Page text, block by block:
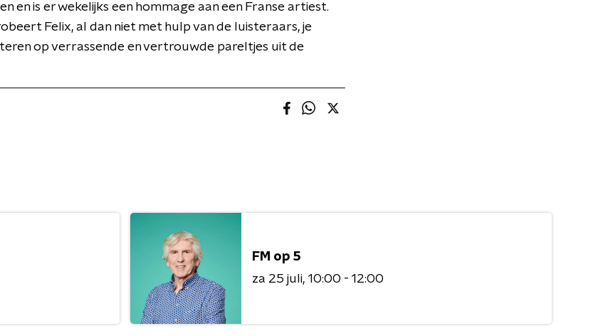
en is er wekelijks een hommage aan een Franse artiest.
Felix, al dan niet met hulp van de luisteraars, je
op verrassende en vertrouwde pareltjes uit de
FM op 5
za 25 juli 10:00 - 12:00